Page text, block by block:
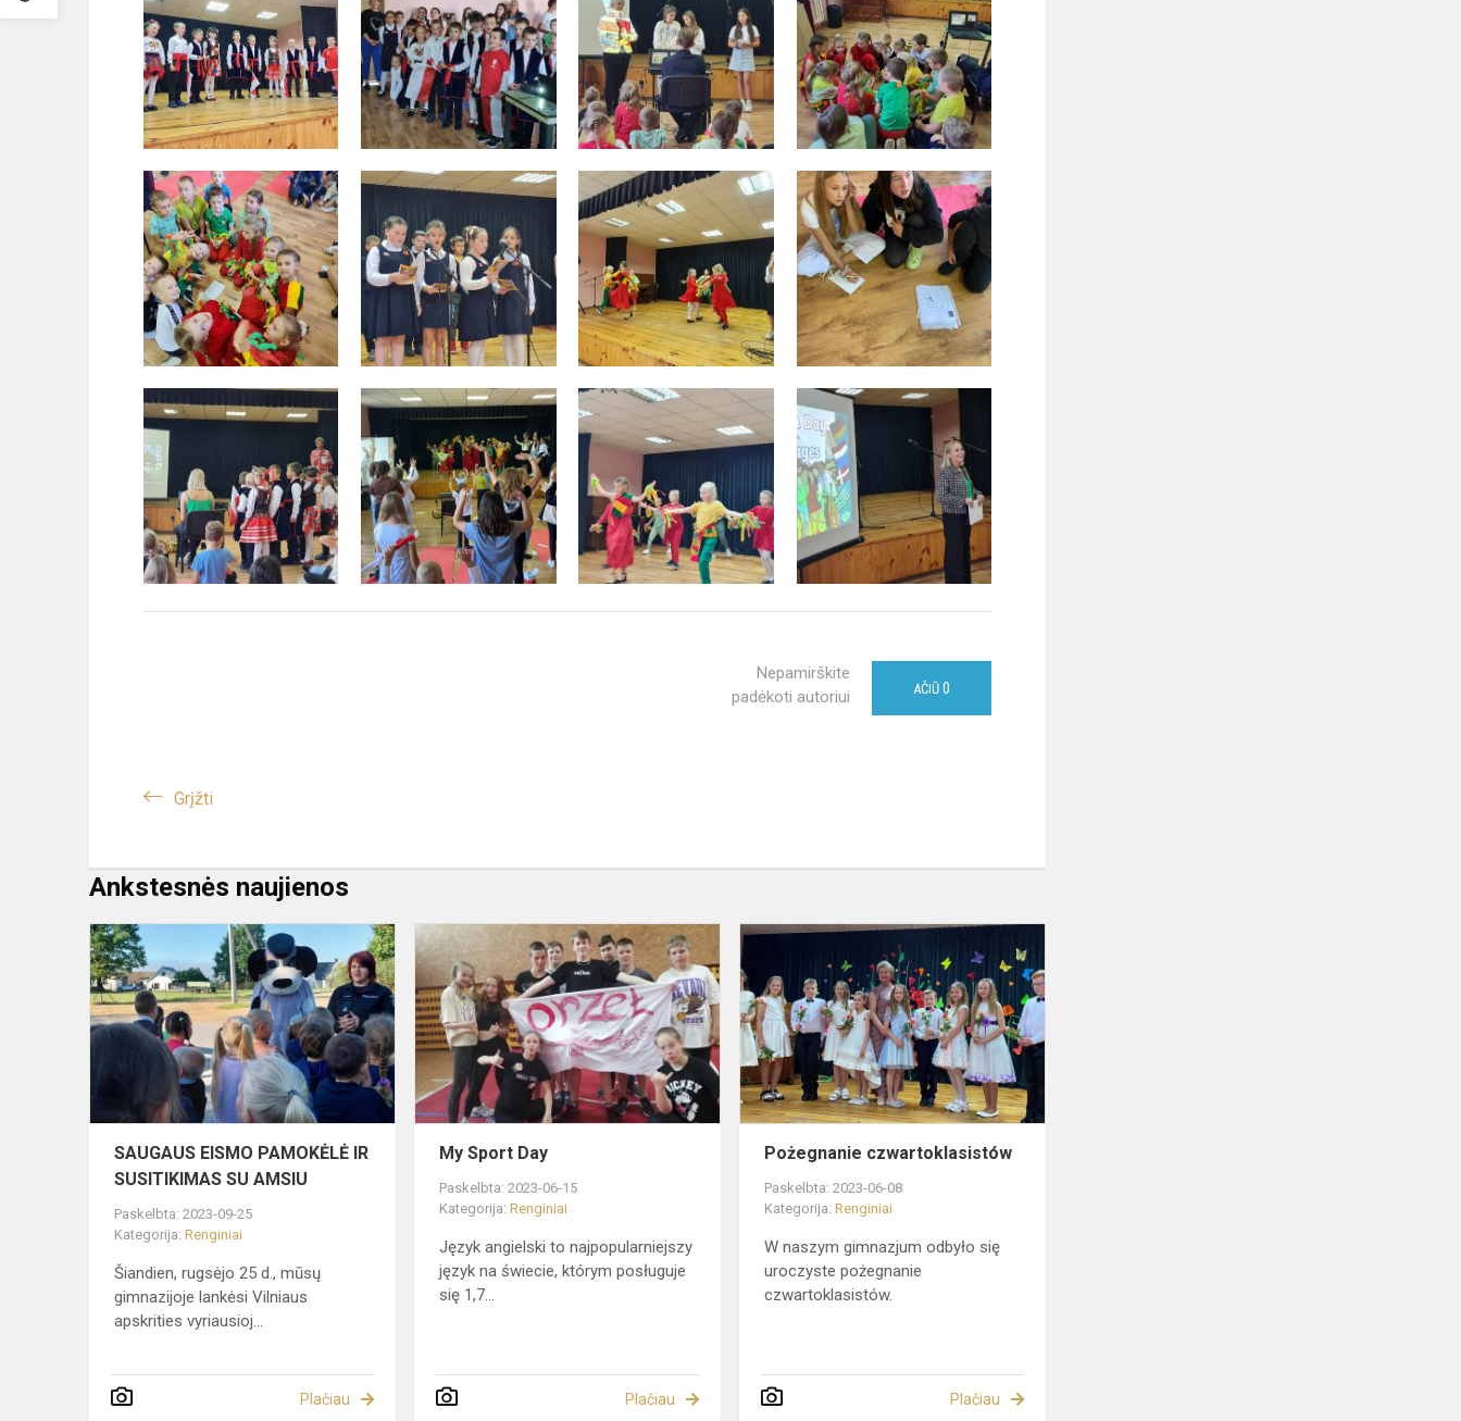
Nepamirškite
padėkoti autoriui
AČIŪ 0
Grįžti
Ankstesnės naujienos
SAUGAUS
EISMO
PAMOKĖLĖ
IR
SUSITIKIMAS
SU
AMSIU
SAUGAUS EISMO PAMOKĖLĖ IR
SUSITIKIMAS SU AMSIU
Paskelbta: 2023-09-25
Kategorija: Renginiai
Šiandien, rugsėjo 25 d., mūsų
gimnazijoje lankėsi Vilniaus
apskrities vyriausioj...
Plačiau
My
Sport
Day
My Sport Day
Paskelbta: 2023-06-15
Kategorija:Renginiai
Język angielski to najpopularniejszy
język na świecie, którym posługuje
się 1,7...
Plačiau
Pożegnanie czwartoklasistów
Paskelbta: 2023-06-08
Kategorija:Renginiai
W naszym gimnazjum odbyło się
uroczyste pożegnanie
czwartoklasistów.
Plačiau